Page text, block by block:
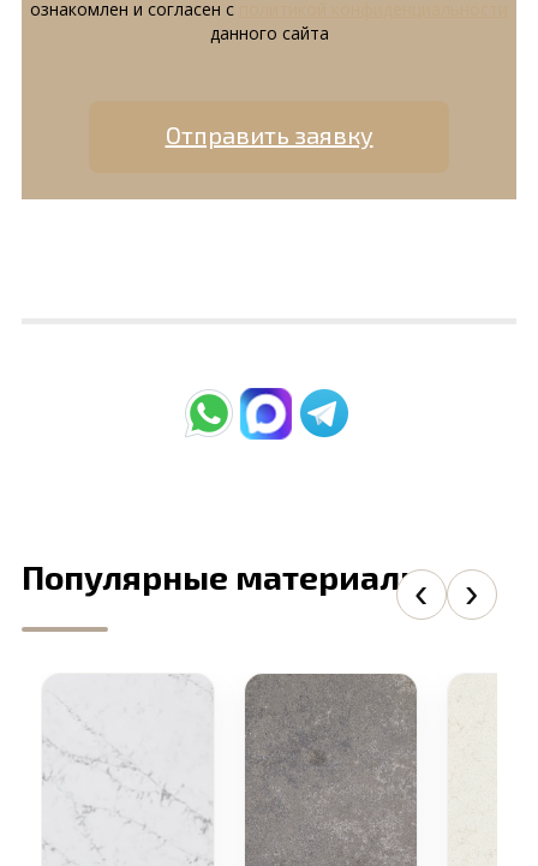
ознакомлен и согласен с
данного сайта
Отправить заявку
Популярные материалы